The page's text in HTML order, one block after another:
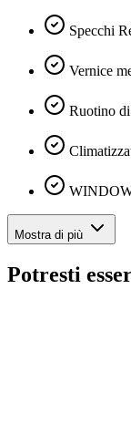
Specchi
Vernice
Ruotino di
Mostra di più
Potresti